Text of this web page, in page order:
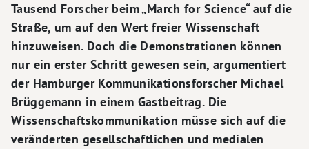
Tausend Forscher beim „March for Science“ auf die
Straße, um auf den Wert freier Wissenschaft
hinzuweisen. Doch die Demonstrationen können
nur ein erster Schritt gewesen sein, argumentiert
der Hamburger Kommunikationsforscher Michael
Brüggemann in einem Gastbeitrag. Die
Wissenschaftskommunikation müsse sich auf die
veränderten gesellschaftlichen und medialen